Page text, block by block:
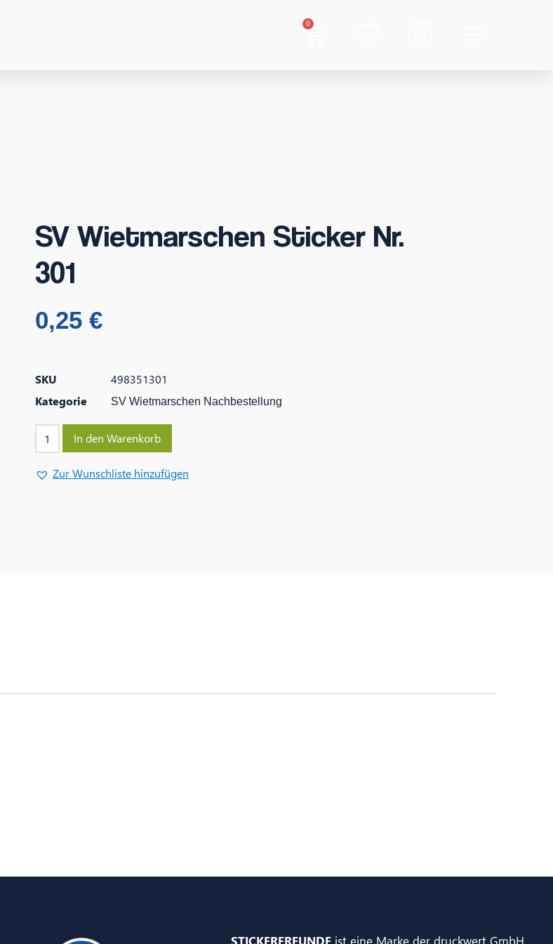
0
SV Wietmarschen Sticker Nr.
301
0,25 €
SKU
498351301
Kategorie
SV Wietmarschen Nachbestellung
In den Warenkorb
Zur Wunschliste hinzufügen